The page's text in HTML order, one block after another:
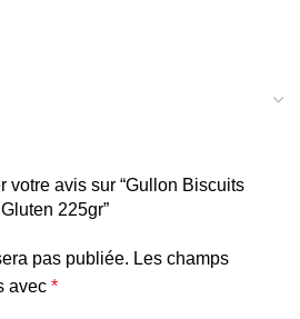
votre avis sur “Gullon Biscuits
225gr”
pas publiée. Les champs
avec *